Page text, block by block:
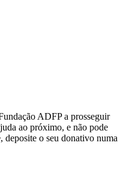
ADFP a prosseguir
ao próximo, e não pode
deposite o seu donativo numa